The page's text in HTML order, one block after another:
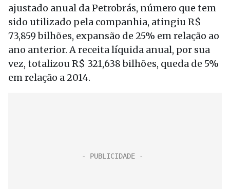
ajustado anual da Petrobrás, número que tem
sido utilizado pela companhia, atingiu R$
73,859 bilhões, expansão de 25% em relação ao
ano anterior. A receita líquida anual, por sua
vez, totalizou R$ 321,638 bilhões, queda de 5%
em relação a 2014.